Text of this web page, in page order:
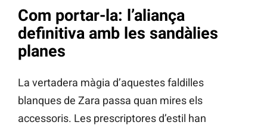
Com portar-la: l’aliança
definitiva amb les sandàlies
planes
La vertadera màgia d’aquestes faldilles
blanques de Zara passa quan mires els
accessoris. Les prescriptores d’estil han